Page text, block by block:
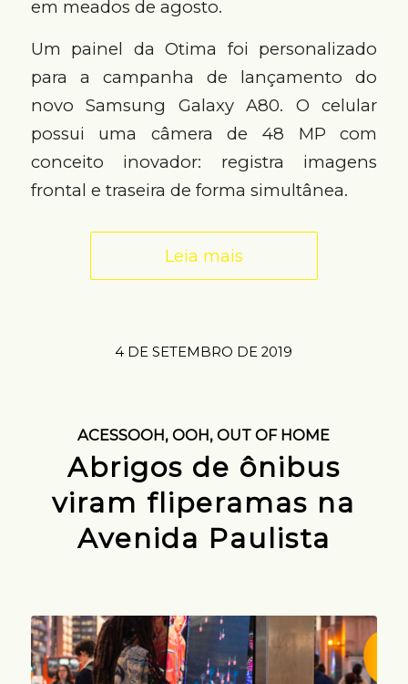
em meados de agosto.
Um painel da Otima foi personalizado
para a campanha de lançamento do
novo Samsung Galaxy A80. O celular
possui uma câmera de 48 MP com
conceito inovador: registra imagens
frontal e traseira de forma simultânea.
Leia mais
4 DE SETEMBRO DE 2019
ACESSOOH,OOH,OUT OF HOME
Abrigos de ônibus
viram fliperamas na
Avenida Paulista